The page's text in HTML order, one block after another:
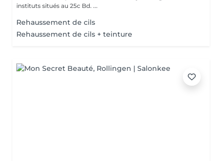
instituts situés au 25c Bd. ...
Rehaussement de cils
Rehaussement de cils + teinture